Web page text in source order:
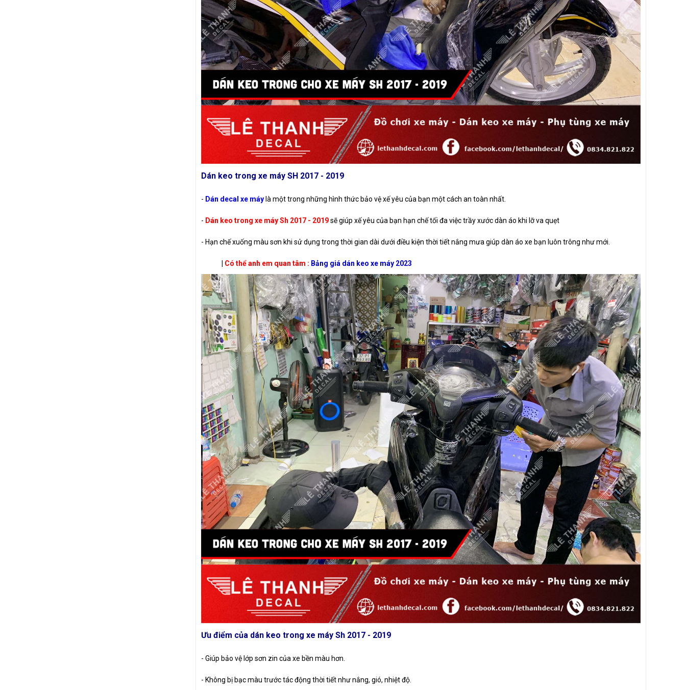
Dán keo trong xe máy SH 2017 - 2019
- Dán decal xe máy là một trong những hình thức bảo vệ xế yêu của bạn một cách an toàn nhất.
- Dán keo trong xe máy Sh 2017 - 2019sẽ giúp xế yêu của bạn hạn chế tối đa việc trầy xước dàn áo khi lỡ va quẹt
- Hạn chế xuống màu sơn khi sử dụng trong thời gian dài dưới điều kiện thời tiết nắng mưa giúp dàn áo xe bạn luôn trông như mới.
Có thể anh em quan tâm : Bảng giá dán keo xe máy 2023
Ưu điểm của dán keo trong xe máy Sh 2017 - 2019
- Giúp bảo vệ lớp sơn zin của xe bền màu hơn.
- Không bị bạc màu trước tác động thời tiết như nắng, gió, nhiệt độ.